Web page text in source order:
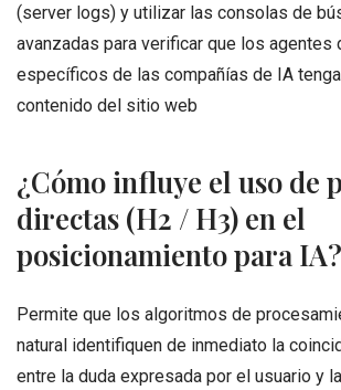
(server logs) y utilizar las consolas de
avanzadas para verificar que los agentes
específicos de las compañías de IA
contenido del sitio web
¿Cómo influye el uso de
directas (H2 / H3) en el
posicionamiento para IA?
Permite que los algoritmos de
natural identifiquen de inmediato la
entre la duda expresada por el usuario y